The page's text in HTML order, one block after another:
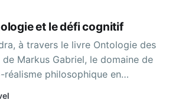
et le défi cognitif
à travers le livre Ontologie des
de Markus Gabriel, le domaine de
philosophique en
ses liens avec la
Simultanément, le cours suivra les